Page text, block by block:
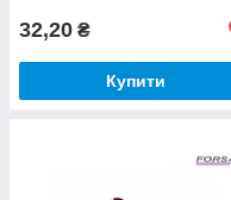
32,20 ₴
Купити